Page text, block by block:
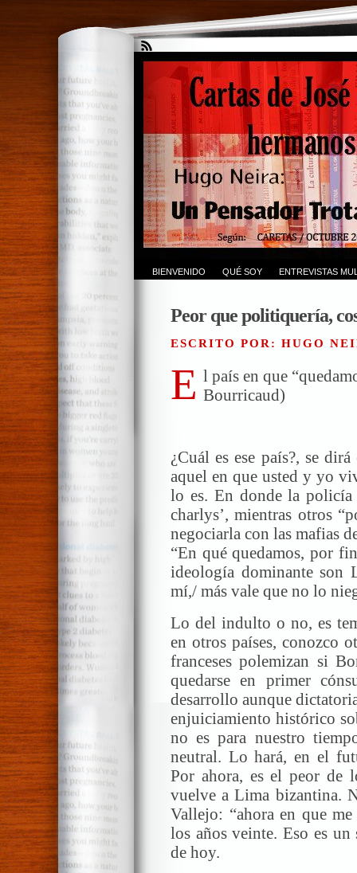
BIENVENIDO QUÉ SOY ENTREVISTAS
Peor que politiquería,
ESCRITO POR: HUGO
E l país en que
Bourricaud)
¿Cuál es ese país?, se
aquel en que usted y yo
lo es. En donde la
charlys’, mientras otros
negociarla con las mafias
“En qué quedamos, por
ideología dominante son
mí,/ más vale que no lo
Lo del indulto o no, es
en otros países, conozco
franceses polemizan si
quedarse en primer
desarrollo aunque
enjuiciamiento histórico
no es para nuestro
neutral. Lo hará, en el
Por ahora, es el peor de
vuelve a Lima bizantina.
Vallejo: “ahora en que
los años veinte. Eso es
de hoy.